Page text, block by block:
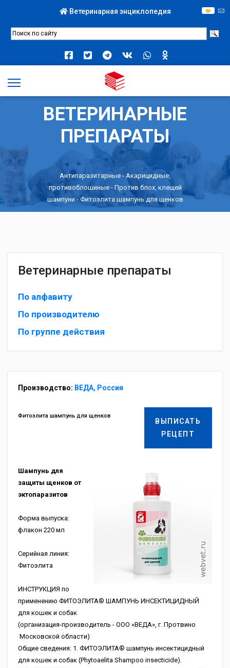
Ветеринарная энциклопедия
ВЕТЕРИНАРНЫЕ
ПРЕПАРАТЫ
Антипаразитарные - Акарицидные,
противоблошиные- Против блох, клещей
шампуни - Фитоэлита шампунь для щенков
Ветеринарные препараты
По алфавиту
По производителю
По группе действия
Производство: ВЕДА, Россия
ВЫПИСАТЬ
РЕЦЕПТ
Фитоэлита шампунь для щенков
Шампунь для
защиты щенков от
эктопаразитов
Форма выпуска:
флакон 220 мл
Серийная линия:
Фитоэлита
ИНСТРУКЦИЯ по
применению ФИТОЭЛИТА® ШАМПУНЬ ИНСЕКТИЦИДНЫЙ
для кошек и собак
(организация-производитель - ООО «ВЕДА», г. Протвино
Московской области)
Общие сведения: 1. ФИТОЭЛИТА® шампунь инсектицидный
для кошек и собак (Phytoаelita Shampoo insecticide).